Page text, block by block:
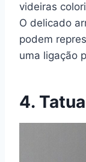
videiras
O delicado
podem
uma ligação
4.